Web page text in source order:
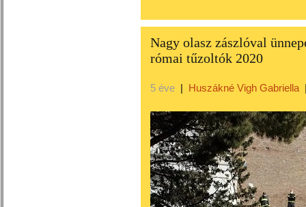
Nagy olasz zászlóval
római tűzoltók 2020
5 éve | Huszákné Vigh Gabriella